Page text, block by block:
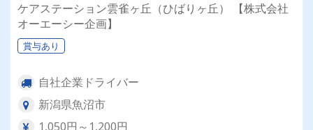
ケアステーション雲雀ヶ丘（ひばりヶ丘） 【株式会社
オーエーシー企画】
賞与あり
自社企業ドライバー
新潟県魚沼市
1,050円～1,200円